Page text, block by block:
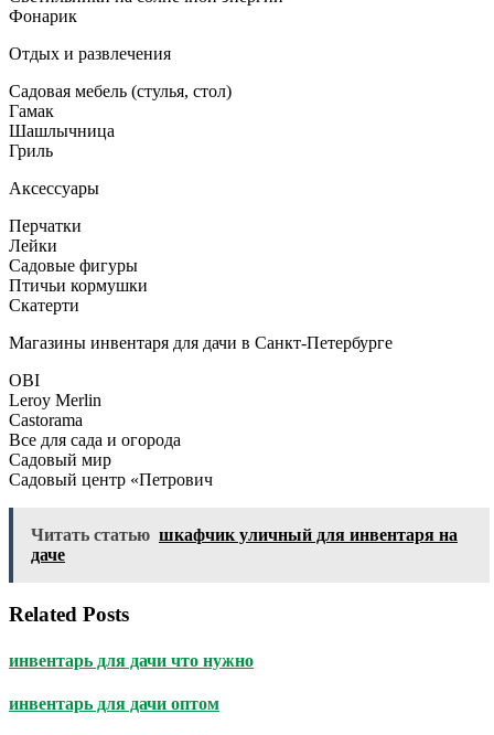
Фонарик
Отдых и развлечения
Садовая мебель (стулья, стол)
Гамак
Шашлычница
Гриль
Аксессуары
Перчатки
Лейки
Садовые фигуры
Птичьи кормушки
Скатерти
Магазины инвентаря для дачи в Санкт-Петербурге
OBI
Leroy Merlin
Castorama
Все для сада и огорода
Садовый мир
Садовый центр «Петрович
Читать статью шкафчик уличный для инвентаря на
даче
Related Posts
инвентарь для дачи что нужно
инвентарь для дачи оптом